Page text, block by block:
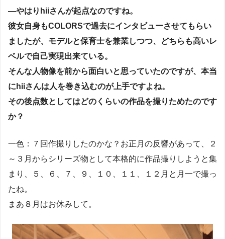
―やはりhiiさんが起点なのですね。
彼女自身もCOLORSで過去にインタビューさせてもらい
ましたが、モデルと保育士を兼業しつつ、どちらも高いレ
ベルで自己実現出来ている。
そんな人物像を前から面白いと思っていたのですが、本当
にhiiさんは人を巻き込むのが上手ですよね。
その後点数としてはどのくらいの作品を撮りためたのです
か？
一色：７回作撮りしたのかな？お正月の反響があって、２
～３月からシリーズ物として本格的に作品撮りしようと集
まり、５、６、７、９、１０、１１、１２月と月一で撮っ
たね。
まあ８月はお休みして。